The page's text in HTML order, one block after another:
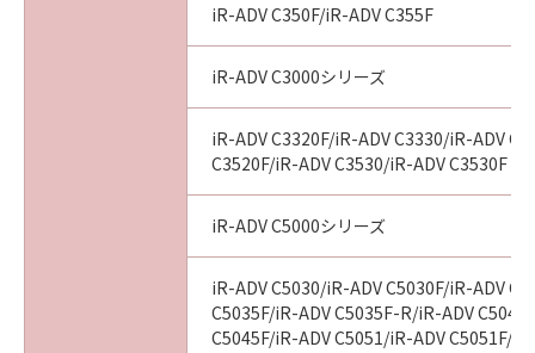
iR-ADV C350F/iR-ADV C355F
iR-ADV C3000シリーズ
iR-ADV C3320F/iR-ADV C3330/iR-ADV
C3520F/iR-ADV C3530/iR-ADV C3530F
iR-ADV C5000シリーズ
iR-ADV C5030/iR-ADV C5030F/iR-ADV
C5035F/iR-ADV C5035F-R/iR-ADV
C5045F/iR-ADV C5051/iR-ADV C5051F/